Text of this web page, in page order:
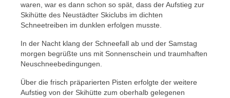
waren, war es dann schon so spät, dass der Aufstieg zur
Skihütte des Neustädter Skiclubs im dichten
Schneetreiben im dunklen erfolgen musste.
In der Nacht klang der Schneefall ab und der Samstag
morgen begrüßte uns mit Sonnenschein und traumhaften
Neuschneebedingungen.
Über die frisch präparierten Pisten erfolgte der weitere
Aufstieg von der Skihütte zum oberhalb gelegenen